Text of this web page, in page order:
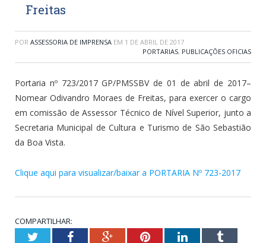
Freitas
POR ASSESSORIA DE IMPRENSA EM 1 DE ABRIL DE 2017
PORTARIAS, PUBLICAÇÕES OFICIAS
Portaria nº 723/2017 GP/PMSSBV de 01 de abril de 2017–
Nomear Odivandro Moraes de Freitas, para exercer o cargo
em comissão de Assessor Técnico de Nível Superior, junto a
Secretaria Municipal de Cultura e Turismo de São Sebastião
da Boa Vista.
Clique aqui para visualizar/baixar a PORTARIA Nº 723-2017
COMPARTILHAR:
TwitterFacebookGoogle+PinterestLinkedInTumblr